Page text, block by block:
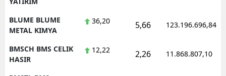
BLUME BLUME
METAL KIMYA
36,20 5,66 123.196.696,84
BMSCH BMS CELIK
HASIR
12,22 2,26 11.868.807,10